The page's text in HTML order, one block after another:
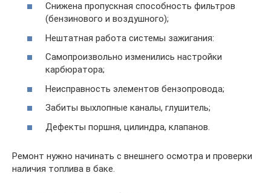
Снижена пропускная способность фильтров
(бензинового и воздушного);
Нештатная работа системы зажигания:
Самопроизвольно изменились настройки
карбюратора;
Неисправность элементов бензопровода;
Забиты выхлопные каналы, глушитель;
Дефекты поршня, цилиндра, клапанов.
Ремонт нужно начинать с внешнего осмотра и проверки
наличия топлива в баке.